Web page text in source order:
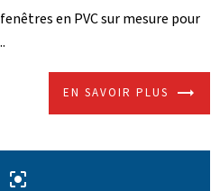
en PVC sur mesure pour
EN SAVOIR PLUS
center_focus_strong